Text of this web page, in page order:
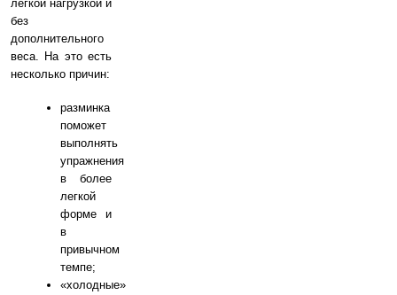
легкой нагрузкой и
без
дополнительного
веса. На это есть
несколько причин:
разминка
поможет
выполнять
упражнения
в более
легкой
форме и
в
привычном
темпе;
«холодные»